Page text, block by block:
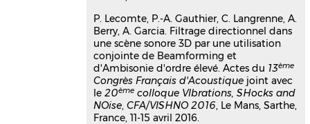
in confined domain
Alexandre Garcia,Christophe
Langrenne
Acoustics 2012, Apr 2012, Nantes,
France
Communication dans un congrès
hal-00810625v1
P. Lecomte, P.-A. Gauthier, C. Langrenne, A.
Berry, A. Garcia. Filtrage directionnel dans
une scène sonore 3D par une utilisation
conjointe de Beamforming et
d'Ambisonie d'ordre élevé. Actes du 13ème
Congrès Français d'Acoustique joint avec
le20ème colloque VIbrations, SHocks and
NOise,CFA/VISHNO 2016, Le Mans, Sarthe,
France, 11-15 avril 2016.